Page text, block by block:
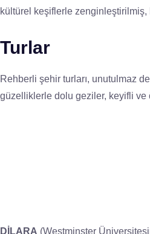
kültürel keşiflerle
Turlar
Rehberli şehir turları, unutulmaz
güzelliklerle dolu geziler, keyifli ve
DİLARA (Westminster